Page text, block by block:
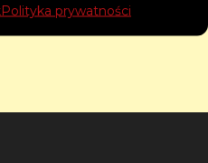
Polityka prywatności